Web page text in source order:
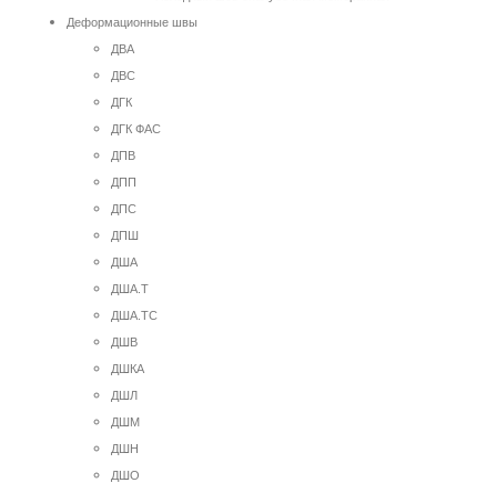
Деформационные швы
ДВА
ДВС
ДГК
ДГК ФАС
ДПВ
ДПП
ДПС
ДПШ
ДША
ДША.Т
ДША.ТС
ДШВ
ДШКА
ДШЛ
ДШМ
ДШН
ДШО